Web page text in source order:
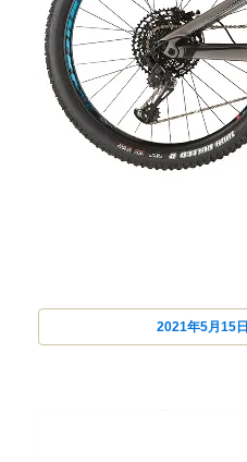
投稿日:2021年5月15日